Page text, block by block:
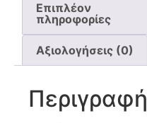
Επιπλέον
πληροφορίες
Αξιολογήσεις (0)
Περιγραφή